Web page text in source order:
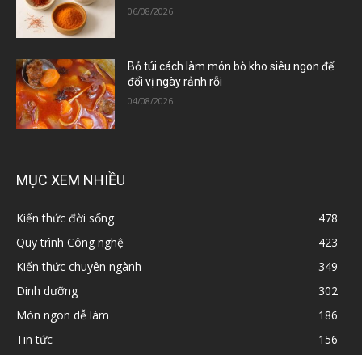
06/08/2026
Bỏ túi cách làm món bò kho siêu ngon để
đổi vị ngày rảnh rỗi
04/08/2026
MỤC XEM NHIỀU
Kiến thức đời sống
478
Quy trình Công nghệ
423
Kiến thức chuyên ngành
349
Dinh dưỡng
302
Món ngon dễ làm
186
Tin tức
156